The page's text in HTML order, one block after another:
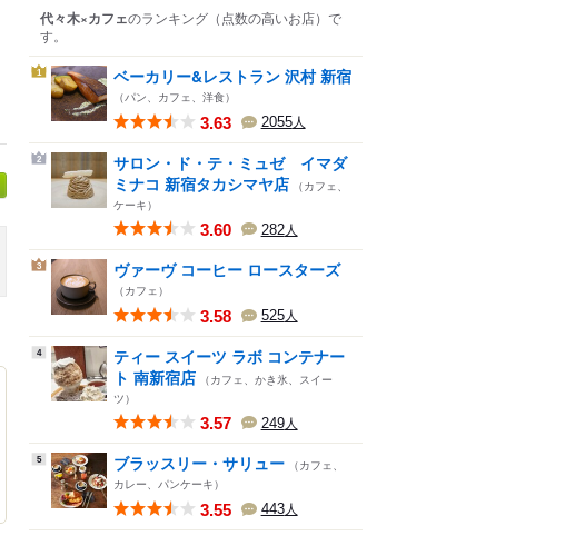
代々木×カフェのランキング （点数の高いお店） で
す。
1 ベーカリー&レストラン 沢村 新宿
（パン、カフェ、洋食）
3.63 2055人
2
サロン・ド・テ・ミュゼ イマダ
ミナコ 新宿タカシマヤ店 （カフェ、
ケーキ）
3.60 282人
3 ヴァーヴ コーヒー ロースターズ
（カフェ）
3.58 525人
4
ティー スイーツ ラボ コンテナー
ト 南新宿店 （カフェ、かき氷、スイー
ツ）
3.57 249人
5 ブラッスリー・サリュー （カフェ、
カレー、パンケーキ）
3.55 443人